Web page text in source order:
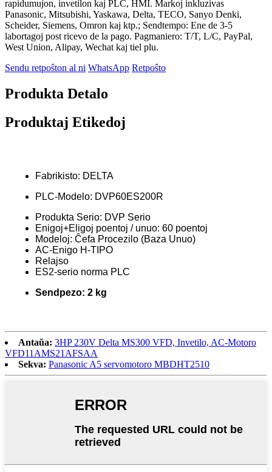
rapidumujon, invetilon kaj PLC, HMI. Markoj inkluzivas
Panasonic, Mitsubishi, Yaskawa, Delta, TECO, Sanyo Denki,
Scheider, Siemens, Omron kaj ktp.; Sendtempo: Ene de 3-5
labortagoj post ricevo de la pago. Pagmaniero: T/T, L/C, PayPal,
West Union, Alipay, Wechat kaj tiel plu.
Sendu retpoŝton al ni WhatsApp Retpoŝto
Produkta Detalo
Produktaj Etikedoj
Fabrikisto: DELTA
PLC-Modelo: DVP60ES200R
Produkta Serio: DVP Serio
Enigoj+Eligoj poentoj / unuo: 60 poentoj
Modeloj: Ĉefa Procezilo (Baza Unuo)
AC-Enigo H-TIPO
Relajso
ES2-serio norma PLC
Sendpezo: 2 kg
Antaŭa: 3HP 230V Delta MS300 VFD, Invetilo, AC-Motoro
VFD11AMS21AFSAA
Sekva: Panasonic A5 servomotoro MBDHT2510